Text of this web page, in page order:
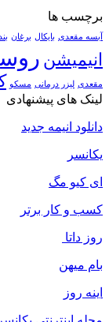
برچسب ها
آبسه مقعدی بایکال برغان
انیمیشن
مقعدی لیزر درمانی مسکو
لینک های پیشنهادی
دانلود انیمه جدید
یکانسر
ای کیو مگ
کسب و کار برتر
روز داتا
بام میهن
اینه روز